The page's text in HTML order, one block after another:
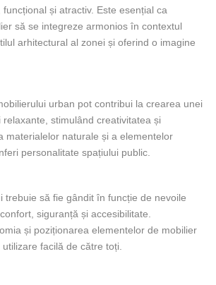
și atractiv. Este esențial ca
să se integreze armonios în contextul
arhitectural al zonei și oferind o imagine
urban pot contribui la crearea unei
stimulând creativitatea și
materialelor naturale și a elementelor
personalitate spațiului public.
trebuie să fie gândit în funcție de nevoile
siguranță și accesibilitate.
și poziționarea elementelor de mobilier
facilă de către toți.